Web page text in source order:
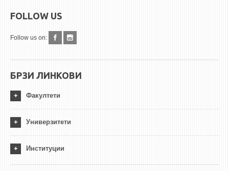
FOLLOW US
Follow us on:
БРЗИ ЛИНКОВИ
Факултети
Универзитети
Институции